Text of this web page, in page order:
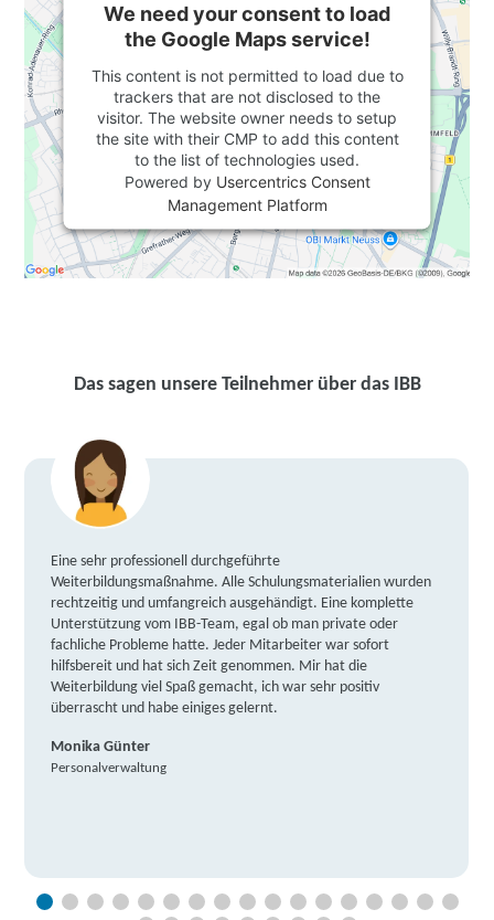
We need your consent to load
the Google Maps service!
This content is not permitted to load due to
trackers that are not disclosed to the
visitor. The website owner needs to setup
the site with their CMP to add this content
to the list of technologies used.
Powered by Usercentrics Consent
Management Platform
Das sagen unsere Teilnehmer über das IBB
Eine sehr professionell durchgeführte
Weiterbildungsmaßnahme. Alle Schulungsmaterialien wurden
rechtzeitig und umfangreich ausgehändigt. Eine komplette
Unterstützung vom IBB-Team, egal ob man private oder
fachliche Probleme hatte. Jeder Mitarbeiter war sofort
hilfsbereit und hat sich Zeit genommen. Mir hat die
Weiterbildung viel Spaß gemacht, ich war sehr positiv
überrascht und habe einiges gelernt.
Monika Günter
Personalverwaltung